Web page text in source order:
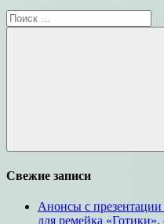
Поиск
для:
Поиск
Свежие записи
Анонсы с
для ремейка